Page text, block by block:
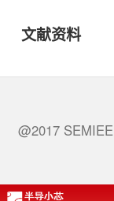
文献资料
@2017 SEMIEE